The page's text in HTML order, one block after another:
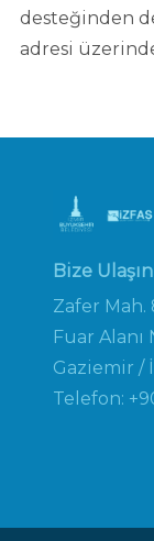
desteğinden
adresi
Bize Ulaşın
Zafer Mah.
Fuar Alanı
Gaziemir /
Telefon: